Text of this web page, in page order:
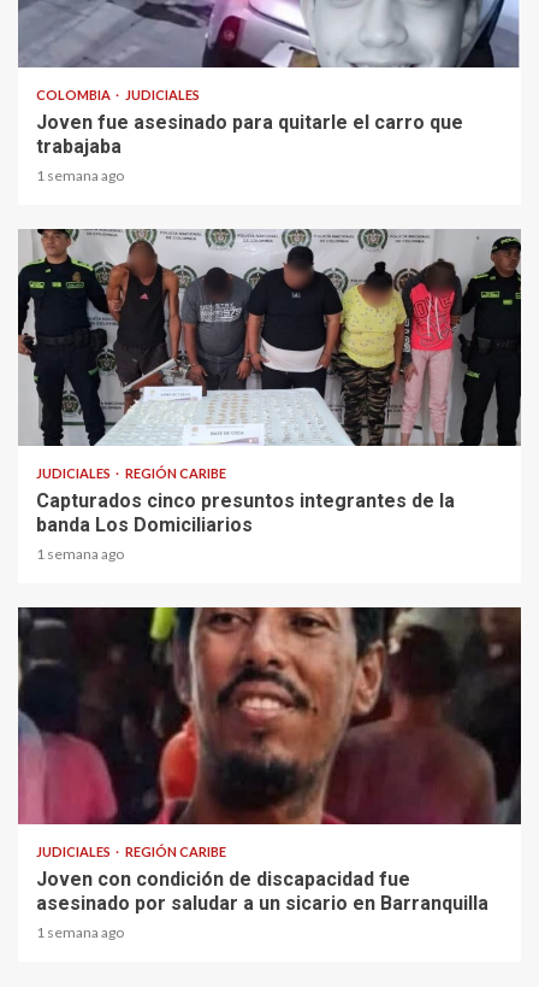
2 min read
COLOMBIA JUDICIALES
Joven fue asesinado para quitarle el carro que
trabajaba
1 semana ago
1 min read
JUDICIALES REGIÓN CARIBE
Capturados cinco presuntos integrantes de la
banda Los Domiciliarios
1 semana ago
JUDICIALES REGIÓN CARIBE
Joven con condición de discapacidad fue
asesinado por saludar a un sicario en Barranquilla
1 semana ago